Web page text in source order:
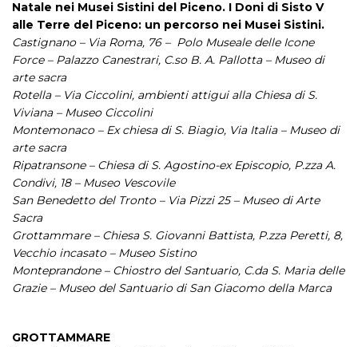
Natale nei Musei Sistini del Piceno. I Doni di Sisto V
alle Terre del Piceno: un percorso nei Musei Sistini.
Castignano – Via Roma, 76 – Polo Museale delle Icone
Force – Palazzo Canestrari, C.so B. A. Pallotta – Museo di
arte sacra
Rotella – Via Ciccolini, ambienti attigui alla Chiesa di S.
Viviana – Museo Ciccolini
Montemonaco – Ex chiesa di S. Biagio, Via Italia – Museo di
arte sacra
Ripatransone – Chiesa di S. Agostino-ex Episcopio, P.zza A.
Condivi, 18 – Museo Vescovile
San Benedetto del Tronto – Via Pizzi 25 – Museo di Arte
Sacra
Grottammare – Chiesa S. Giovanni Battista, P.zza Peretti, 8,
Vecchio incasato – Museo Sistino
Monteprandone – Chiostro del Santuario, C.da S. Maria delle
Grazie – Museo del Santuario di San Giacomo della Marca
GROTTAMMARE